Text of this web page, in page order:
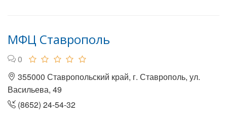
МФЦ Ставрополь
0
355000 Ставропольский край, г. Ставрополь, ул.
Васильева, 49
(8652) 24-54-32